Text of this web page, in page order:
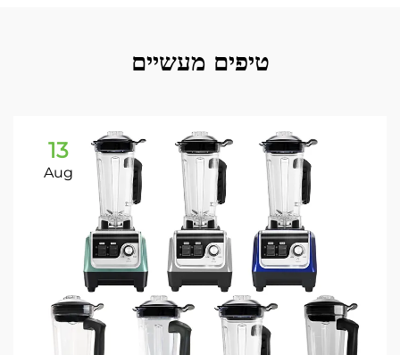
טיפים מעשיים
13
Aug